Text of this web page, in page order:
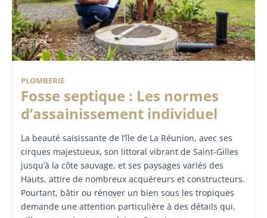
PLOMBERIE
Fosse septique : Les normes
d’assainissement individuel
La beauté saisissante de l’île de La Réunion, avec ses
cirques majestueux, son littoral vibrant de Saint-Gilles
jusqu’à la côte sauvage, et ses paysages variés des
Hauts, attire de nombreux acquéreurs et constructeurs.
Pourtant, bâtir ou rénover un bien sous les tropiques
demande une attention particulière à des détails qui,